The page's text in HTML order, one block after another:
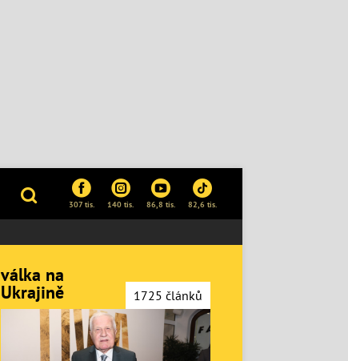
307 tis. 140 tis. 86,8 tis. 82,6 tis.
válka na
Ukrajině 1725 článků